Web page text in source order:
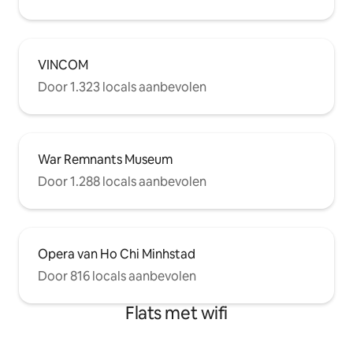
boetiekkoffiehuizen en kunstgaleries. Je
Financial Tower, 10 minuten naar Ben
liggen vlak voor de deur. Maak je klaar
om Saigon te verkennen – Parel van het
Verre Oosten!
VINCOM
Door 1.323 locals aanbevolen
War Remnants Museum
Door 1.288 locals aanbevolen
Opera van Ho Chi Minhstad
Door 816 locals aanbevolen
Flats met wifi